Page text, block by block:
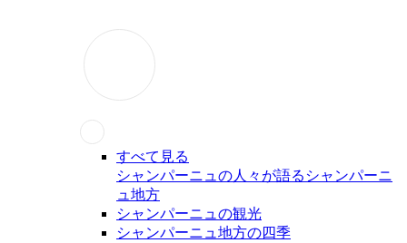
すべて見る
シャンパーニュの人々が語るシャンパーニ
ュ地方
シャンパーニュの観光
シャンパーニュ地方の四季